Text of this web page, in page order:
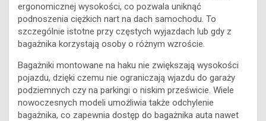
ergonomicznej wysokości, co pozwala uniknąć
podnoszenia ciężkich nart na dach samochodu. To
szczególnie istotne przy częstych wyjazdach lub gdy z
bagażnika korzystają osoby o różnym wzroście.
Bagażniki montowane na haku nie zwiększają wysokości
pojazdu, dzięki czemu nie ograniczają wjazdu do garaży
podziemnych czy na parkingi o niskim prześwicie. Wiele
nowoczesnych modeli umożliwia także odchylenie
bagażnika, co zapewnia dostęp do bagażnika auta nawet